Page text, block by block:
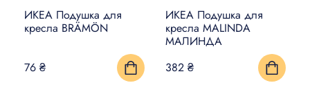
КУХНИ И КУХОННАЯ
ТЕХНИКА
КРОВАТИ И МАТРАСЫ
ИКЕА Подушка для
кресла BRÄMÖN
76 ₴
ИКЕА Подушка для
кресла MALINDA
МАЛИНДА
382 ₴